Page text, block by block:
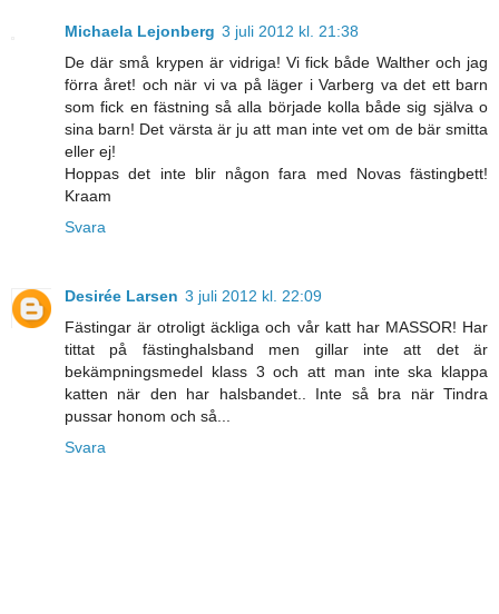
Michaela Lejonberg 3 juli 2012 kl. 21:38
De där små krypen är vidriga! Vi fick både Walther och jag
förra året! och när vi va på läger i Varberg va det ett barn
som fick en fästning så alla började kolla både sig själva o
sina barn! Det värsta är ju att man inte vet om de bär smitta
eller ej!
Hoppas det inte blir någon fara med Novas fästingbett!
Kraam
Svara
Desirée Larsen 3 juli 2012 kl. 22:09
Fästingar är otroligt äckliga och vår katt har MASSOR! Har
tittat på fästinghalsband men gillar inte att det är
bekämpningsmedel klass 3 och att man inte ska klappa
katten när den har halsbandet.. Inte så bra när Tindra
pussar honom och så...
Svara